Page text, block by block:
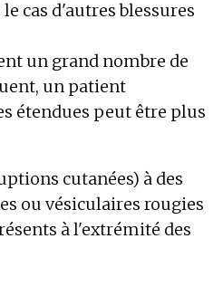
cas d'autres blessures
un grand nombre de
un patient
étendues peut être plus
cutanées) à des
ou vésiculaires rougies
à l'extrémité des